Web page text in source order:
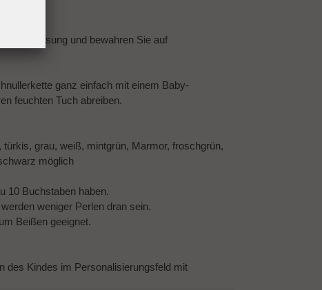
und bewahren Sie auf
ganz einfach mit einem Baby-
feuchten Tuch abreiben.
türkis, grau, weiß, mintgrün, Marmor, froschgrün,
möglich
10 Buchstaben haben.
weniger Perlen dran sein.
Beißen geeignet.
des Kindes im Personalisierungsfeld mit